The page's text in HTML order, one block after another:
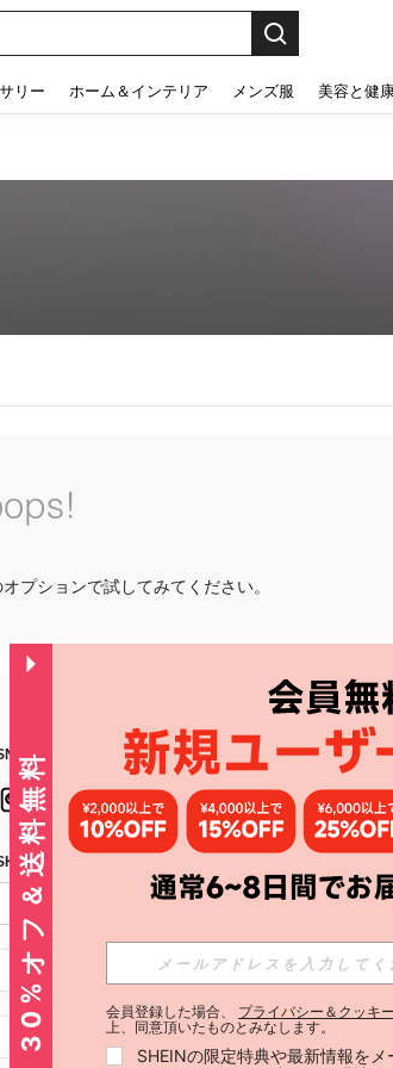
リー ホーム＆インテリア メンズ服 美容と健
プションで試してみてください。
フォローはこちら： アプリ
STYLE NEWSを購読する
JP + 81
JP + 81
30%オフ＆送料無料 会員登録した場合、 プライバシー＆クッキ
上、同意頂いたものとみなします。
SHEINの限定特典や最新情報をメ